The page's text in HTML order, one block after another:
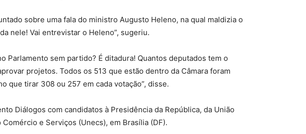
sobre uma fala do ministro Augusto Heleno, na qual maldizia o
nele! Vai entrevistar o Heleno”, sugeriu.
Parlamento sem partido? É ditadura! Quantos deputados tem o
projetos. Todos os 513 que estão dentro da Câmara foram
que tirar 308 ou 257 em cada votação”, disse.
Diálogos com candidatos à Presidência da República, da União
e Serviços (Unecs), em Brasília (DF).